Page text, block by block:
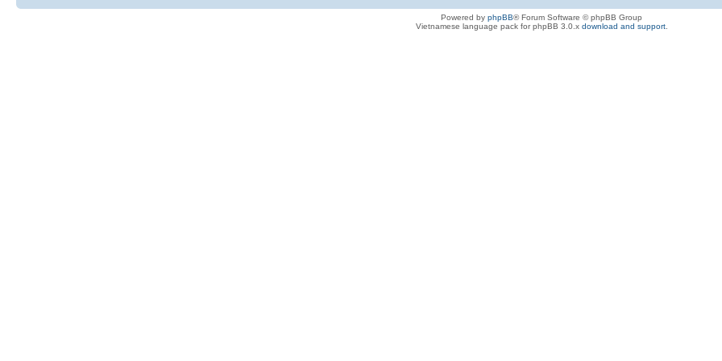
Powered by phpBB® Forum Software © phpBB Group
Vietnamese language pack for phpBB 3.0.x download and support.